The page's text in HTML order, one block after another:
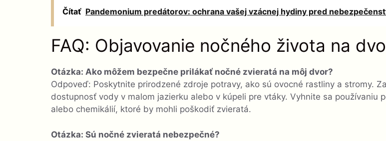
Čítať Pandemonium predátorov: ochrana vašej vzácnej hydiny pred
FAQ: Objavovanie nočného života na
Otázka: Ako môžem bezpečne prilákať nočné zvieratá na môj dvor?
Odpoveď: Poskytnite prirodzené zdroje potravy, ako sú ovocné rastliny a stromy.
dostupnosť vody v malom jazierku alebo v kúpeli pre vtáky. Vyhnite sa používaniu
alebo chemikálií, ktoré by mohli poškodiť zvieratá.
Otázka: Sú nočné zvieratá nebezpečné?